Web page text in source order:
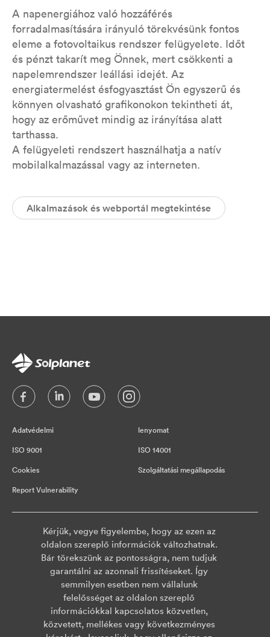
A napenergiához való hozzáférés
forradalmasítására irányuló törekvésünk fontos
eleme a fotovoltaikus rendszer felügyelete. Időt
és pénzt takarít meg Önnek, mert csökkenti a
napelemrendszer leállási idejét. Az
energiatermelést ésfogyasztást Ön egyszerű és
könnyen olvasható grafikonokon tekintheti át,
hogy az erőművet mindig az irányítása alatt
tarthassa.
A felügyeleti rendszert használhatja a natív
mobilalkalmazással vagy az interneten.
Alkalmazások és webportál megtekintése
Adatvédelmi lenyomat
ISO 9001 ISO 14001
Cookies Szolgáltatási megállapodás
Report Vulnerability
Kérjük, vegye figyelembe, hogy az ezen az
oldalon szereplő információk változhatnak.
Bár törekszünk az pontosságra, nem tudjuk
garantálni az azonnali frissítéseket. Így
semmilyen esetben nem vállalunk
felelősséget az oldalon szereplő
információkkal kapcsolatos közvetlen,
közvetett, mellékes vagy következményes